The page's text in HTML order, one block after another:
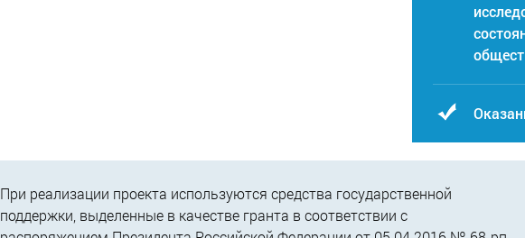
При реализации проекта используются средства государственной
поддержки, выделенные в качестве гранта в соответствии c